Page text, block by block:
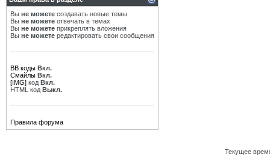
Вы не можете создавать новые темы
Вы не можете отвечать в темах
Вы не можете прикреплять вложения
Вы не можете редактировать свои сообщения
BB коды Вкл.
Смайлы Вкл.
[IMG] код Вкл.
HTML код Выкл.
Правила форума
Текущее